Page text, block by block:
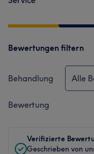
Bewertungen filtern
Behandlung Alle
Bewertung
Verifizierte
Geschrieben von